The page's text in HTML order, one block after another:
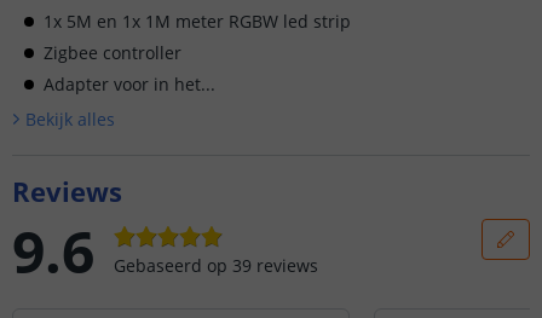
1x 5M en 1x 1M meter RGBW led strip
Zigbee controller
Adapter voor in het...
Bekijk alles
Reviews
9.6 Gebaseerd op 39 reviews